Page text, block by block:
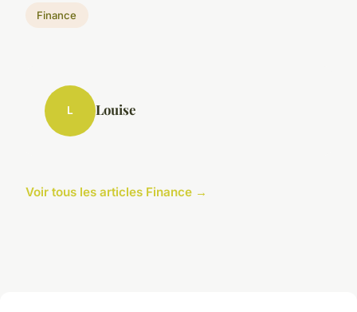
Finance
L Louise
Voir tous les articles Finance →